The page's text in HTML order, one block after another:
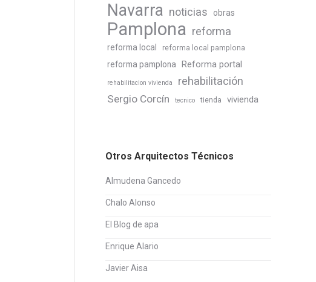
Navarra noticias obras
Pamplona reforma
reforma local reforma local pamplona
reforma pamplona Reforma portal
rehabilitacion vivienda rehabilitación
Sergio Corcín tecnico tienda vivienda
Otros Arquitectos Técnicos
Almudena Gancedo
Chalo Alonso
El Blog de apa
Enrique Alario
Javier Aisa